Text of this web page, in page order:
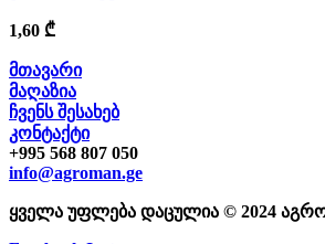
1,60 ₾
მთავარი
მაღაზია
ჩვენს შესახებ
კონტაქტი
+995 568 807 050
info@agroman.ge
ყველა უფლება დაცულია © 2024